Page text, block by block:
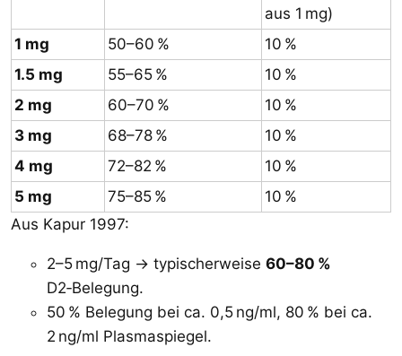
aus 1 mg)
1 mg
50–60 %
10 %
1.5 mg
55–65 %
10 %
2 mg
60–70 %
10 %
3 mg
68–78 %
10 %
4 mg
72–82 %
10 %
5 mg
75–85 %
10 %
Aus Kapur 1997:
2–5 mg/Tag → typischerweise 60–80 %
D2‑Belegung.
50 % Belegung bei ca. 0,5 ng/ml, 80 % bei ca.
2 ng/ml Plasmaspiegel.